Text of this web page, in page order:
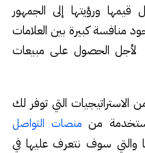
قيمها ورؤيتها إلى الجمهور
منافسة كبيرة بين العلامات
لأجل الحصول على مبيعات
الاستراتيجيات التي توفر لك
من منصات التواصل
سوف نتعرف عليها في